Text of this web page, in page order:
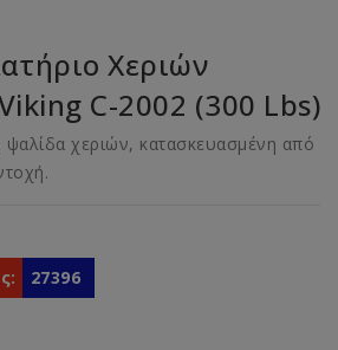
Χεριών
C-2002 (300 Lbs)
ψαλίδα χεριών, κατασκευασμένη από
27396